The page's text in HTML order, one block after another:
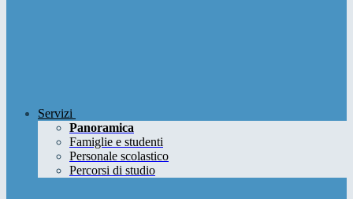
Servizi
Panoramica
Famiglie e studenti
Personale scolastico
Percorsi di studio